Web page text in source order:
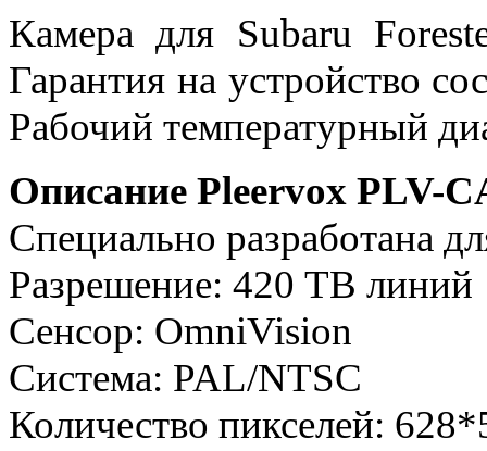
Камера для Subaru
Гарантия на устройство
Рабочий температурный
Описание Pleervox PLV-
Специально разработана
Разрешение: 420 ТВ линий
Сенсор: OmniVision
Система: PAL/NTSC
Количество пикселей: